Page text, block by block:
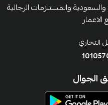
والمستلزمات الرجالية
التجاري
الجوال